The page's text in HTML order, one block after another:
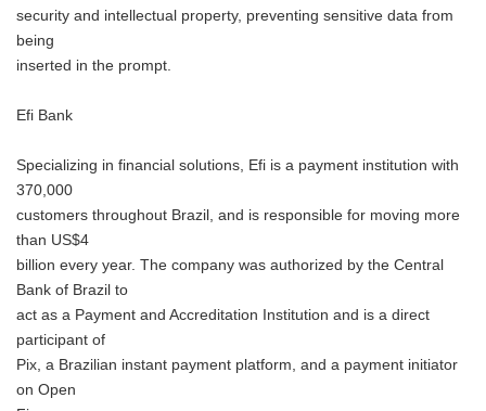
security and intellectual property, preventing sensitive data from
being
inserted in the prompt.
Efi Bank
Specializing in financial solutions, Efi is a payment institution with
370,000
customers throughout Brazil, and is responsible for moving more
than US$4
billion every year. The company was authorized by the Central
Bank of Brazil to
act as a Payment and Accreditation Institution and is a direct
participant of
Pix, a Brazilian instant payment platform, and a payment initiator
on Open